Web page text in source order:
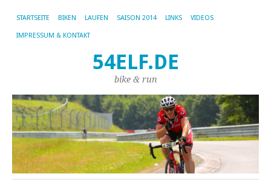
STARTSEITE BIKEN LAUFEN SAISON 2014 LINKS VIDEOS
IMPRESSUM & KONTAKT
54ELF.DE
bike & run